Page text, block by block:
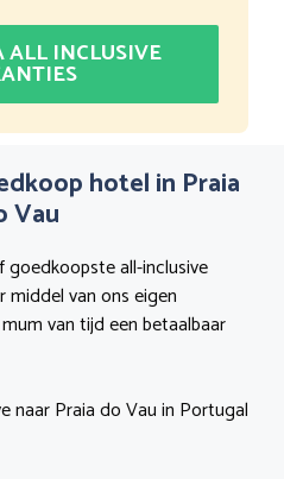
ALL INCLUSIVE
hotel in Praia
Vau
all-inclusive
van ons eigen
van tijd een betaalbaar
naar Praia do Vau in Portugal